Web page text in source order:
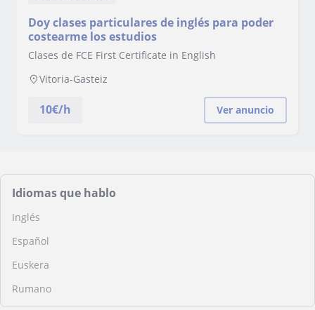
Doy clases particulares de inglés para poder
costearme los estudios
Clases de FCE First Certificate in English
Vitoria-Gasteiz
10€/h Ver anuncio
Idiomas que hablo
Inglés
Español
Euskera
Rumano